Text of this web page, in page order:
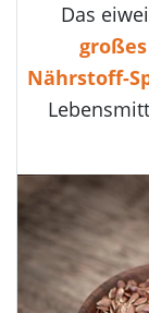
Das
Nährstoff-